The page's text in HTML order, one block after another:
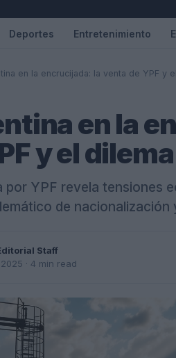
Deportes Entretenimiento
en la encrucijada: la venta de YPF y
en la
y el
por YPF revela tensiones
de nacionalización
Staff
2025 · 4 min read